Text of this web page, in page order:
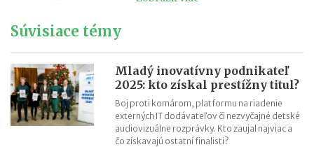
Návrat z dovolenky mimo EÚ: čo si možno priniesť bez platenia
Nové pravidlá EÚ v leteckej doprave: zlepšenie práv pre
cestujúcich
Riziká lacného „značkového“ tovaru: strata peňazí aj ohrozenie
zdravia
Nové pravidlá kontroly PZP od 1.8.2026
Súvisiace témy
Mladý inovatívny podnikateľ
2025: kto získal prestížny titul?
Boj proti komárom, platformu na riadenie
externých IT dodávateľov či nezvyčajné detské
audiovizuálne rozprávky. Kto zaujal najviac a
čo získavajú ostatní finalisti?